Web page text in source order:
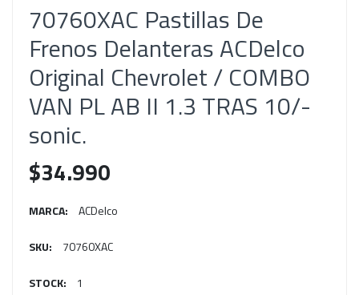
70760XAC Pastillas De
Frenos Delanteras ACDelco
Original Chevrolet / COMBO
VAN PL AB II 1.3 TRAS 10/-
sonic.
$34.990
MARCA: ACDelco
SKU: 70760XAC
STOCK: 1